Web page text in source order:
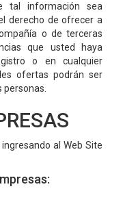
tal información sea
derecho de ofrecer a
o de terceras
que usted haya
o en cualquier
ofertas podrán ser
al Web Site